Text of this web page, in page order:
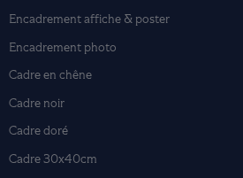
Encadrement affiche & poster
Encadrement photo
Cadre en chêne
Cadre noir
Cadre doré
Cadre 30x40cm